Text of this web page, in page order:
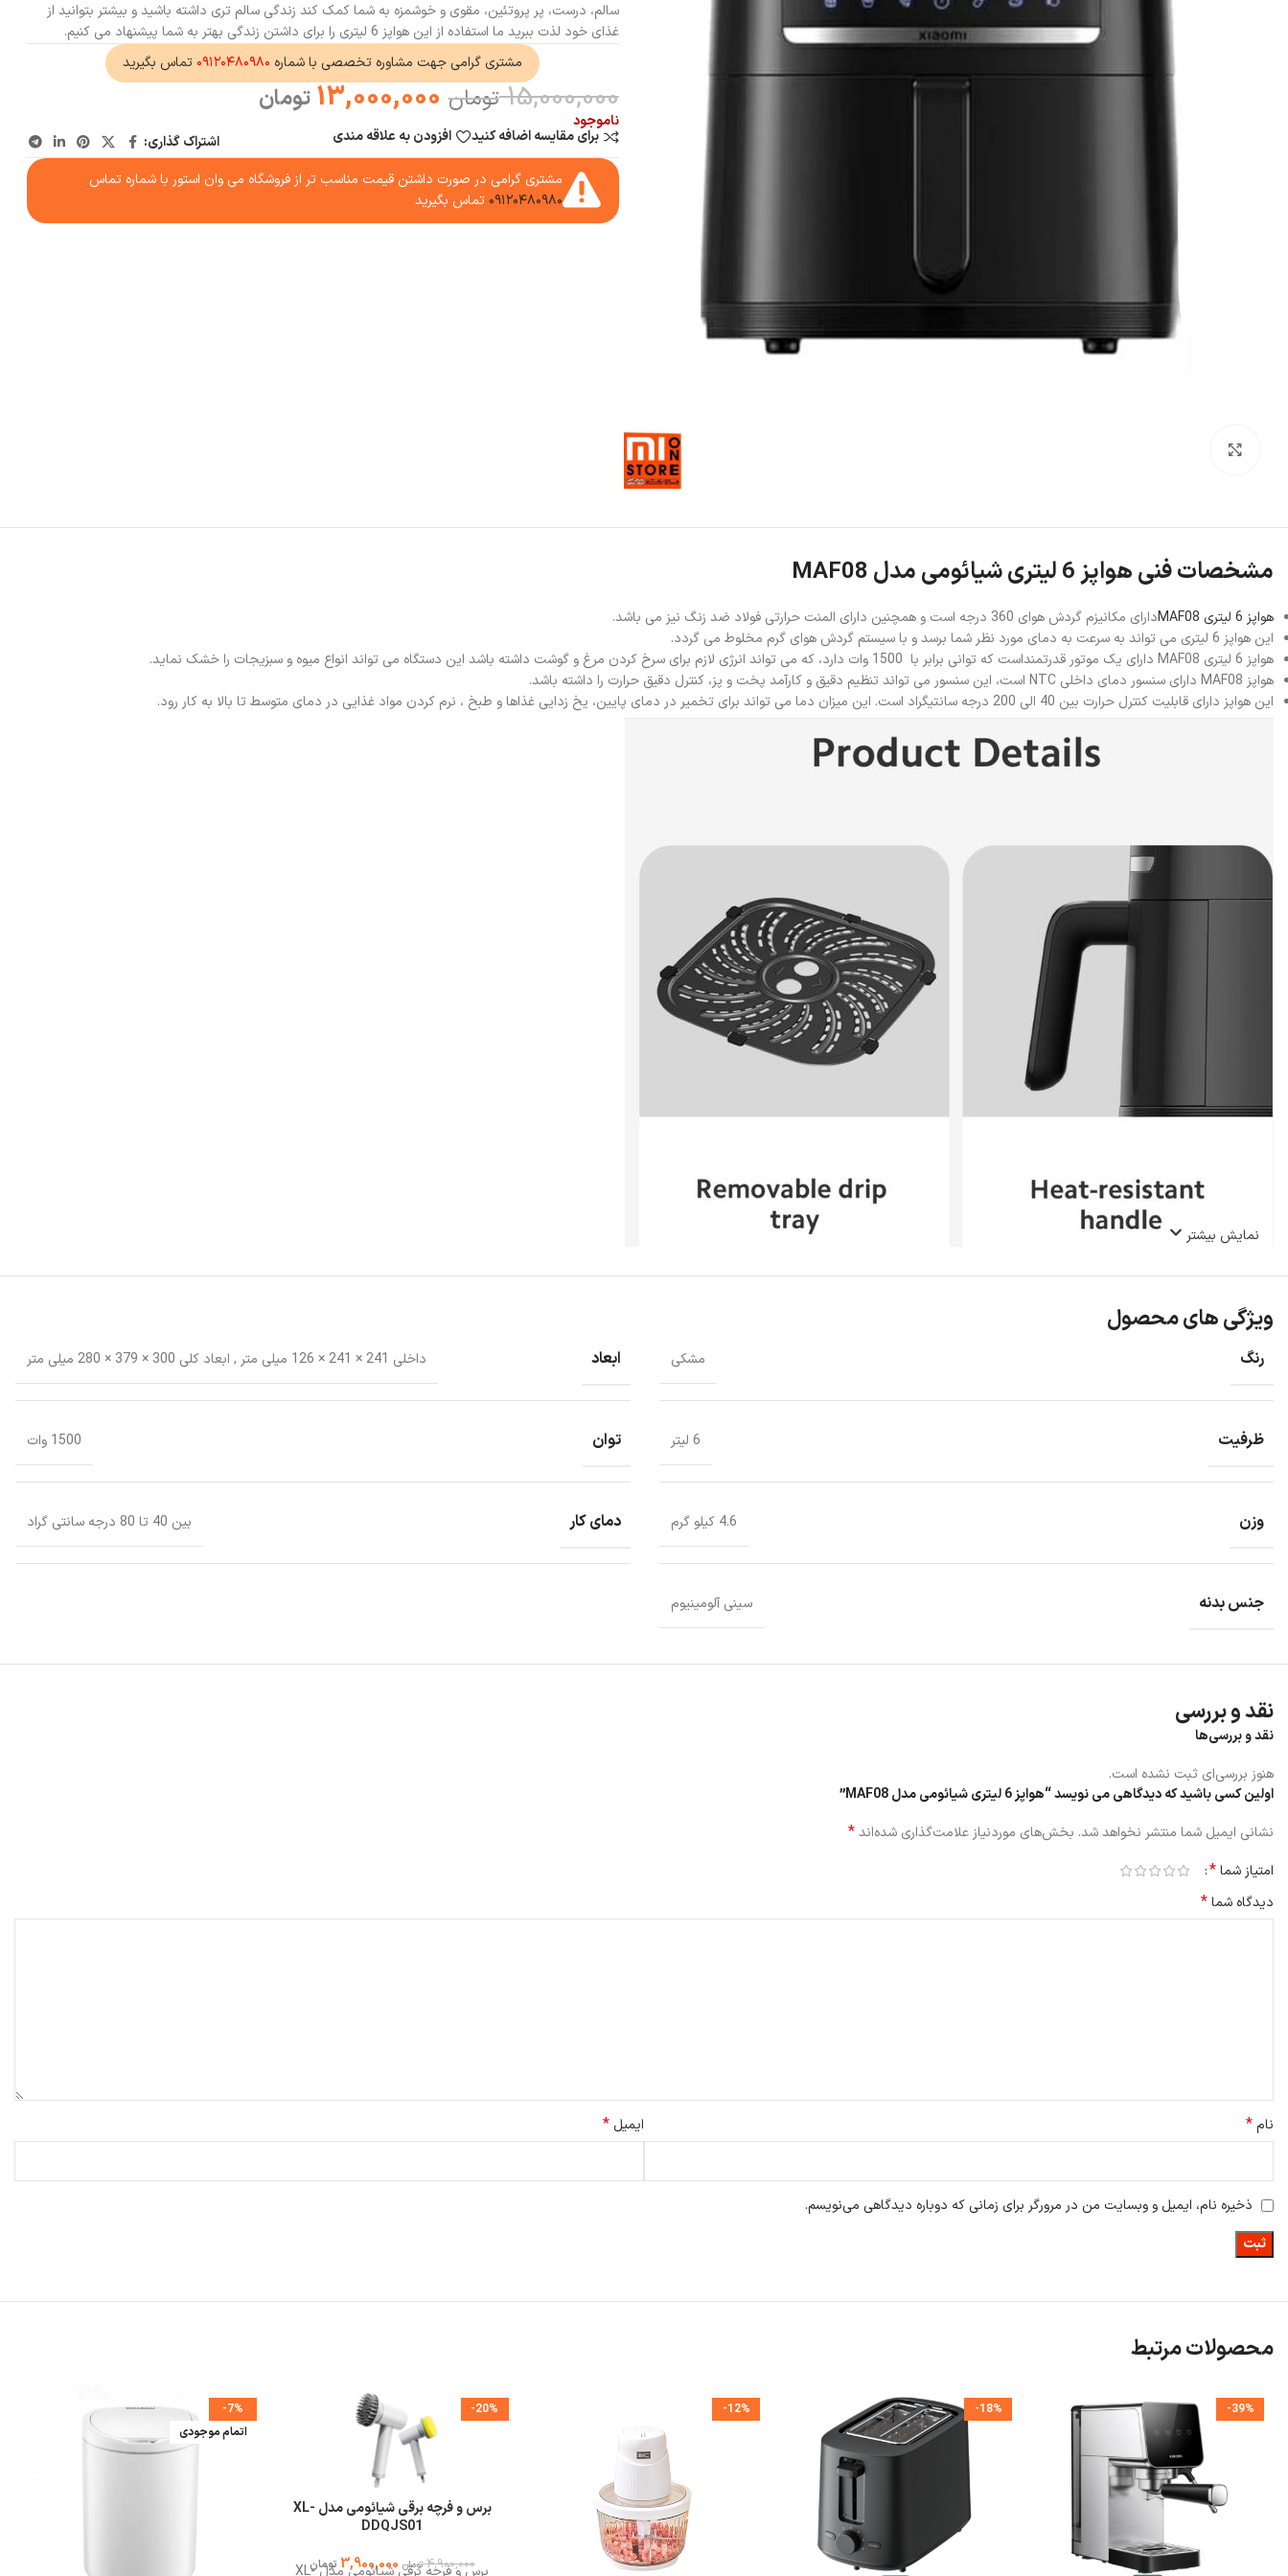
سالم، درست، پر پروتئین، مقوی و خوشمزه به شما کمک کند زندگی سالم تری داشته باشید و بیشتر بتوانید از
غذای خود لذت ببرید ما استفاده از این هواپز 6 لیتری را برای داشتن زندگی بهتر به شما پیشنهاد می کنیم.
مشتری گرامی جهت مشاوره تخصصی با شماره ۰۹۱۲۰۴۸۰۹۸۰ تماس بگیرید
15,000,000 تومان 13,000,000 تومان
ناموجود
برای مقایسه اضافه کنید افزودن به علاقه مندی
اشتراک گذاری:
مشتری گرامی در صورت داشتن قیمت مناسب تر از فروشگاه می وان استور با شماره تماس
۰۹۱۲۰۴۸۰۹۸۰ تماس بگیرید
مشخصات فنی هواپز 6 لیتری شیائومی مدل MAF08
هواپز 6 لیتری MAF08
دارای مکانیزم گردش هوای 360 درجه است و همچنین دارای المنت حرارتی فولاد ضد زنگ نیز می باشد.
این هواپز 6 لیتری می تواند به سرعت به دمای مورد نظر شما برسد و با سیستم گردش هوای گرم مخلوط می گردد.
هواپز 6 لیتری MAF08 دارای یک موتور قدرتمنداست که توانی برابر با 1500 وات دارد، که می تواند انرژی لازم برای سرخ کردن مرغ و گوشت داشته باشد این دستگاه می تواند انواع میوه و سبزیجات را خشک نماید.
هواپز MAF08 دارای سنسور دمای داخلی NTC است، این سنسور می تواند تنظیم دقیق و کارآمد پخت و پز، کنترل دقیق حرارت را داشته باشد.
این هواپز دارای قابلیت کنترل حرارت بین 40 الی 200 درجه سانتیگراد است. این میزان دما می تواند برای تخمیر در دمای پایین، یخ زدایی غذاها و طبخ ، نرم کردن مواد غذایی در دمای متوسط تا بالا به کار رود.
نمایش بیشتر
ویژگی های محصول
رنگ مشکی ابعاد داخلی 241 × 241 × 126 میلی متر , ابعاد کلی 300 × 379 × 280 میلی متر
ظرفیت 6 لیتر توان 1500 وات
وزن 4.6 کیلو گرم دمای کار بین 40 تا 80 درجه سانتی گراد
جنس بدنه سینی آلومینیوم
نقد و بررسی
نقد و بررسی‌ها
هنوز بررسی‌ای ثبت نشده است.
اولین کسی باشید که دیدگاهی می نویسد “هواپز 6 لیتری شیائومی مدل MAF08”
نشانی ایمیل شما منتشر نخواهد شد. بخش‌های موردنیاز علامت‌گذاری شده‌اند*
امتیاز شما*
دیدگاه شما*
نام* ایمیل *
ذخیره نام، ایمیل و وبسایت من در مرورگر برای زمانی که دوباره دیدگاهی می‌نویسم.
محصولات مرتبط
-39%
-18%
-12%
-20%
برس و فرچه برقی شیائومی مدل XL-
DDQJS01
4,900,000 تومان 3,900,000 تومانبرس و فرچه برقی شیائومی مدل XL-
-7%
اتمام موجودی